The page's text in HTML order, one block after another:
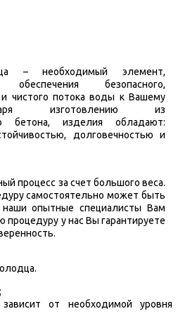
– необходимый элемент,
безопасного,
и чистого потока воды к Вашему
изготовлению из
бетона, изделия обладают:
долговечностью и
процесс за счет большого веса.
самостоятельно может быть
наши опытные специалисты Вам
процедуру у нас Вы гарантируете
зависит от необходимой уровня